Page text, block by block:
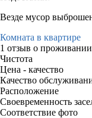
Везде мусор
Комната в квартире
1 отзыв о проживании
Чистота
Цена - качество
Качество
Расположение
Своевременность
Соответствие фото